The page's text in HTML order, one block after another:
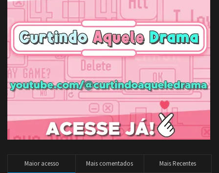
Maior acesso Mais comentados Mais Recentes